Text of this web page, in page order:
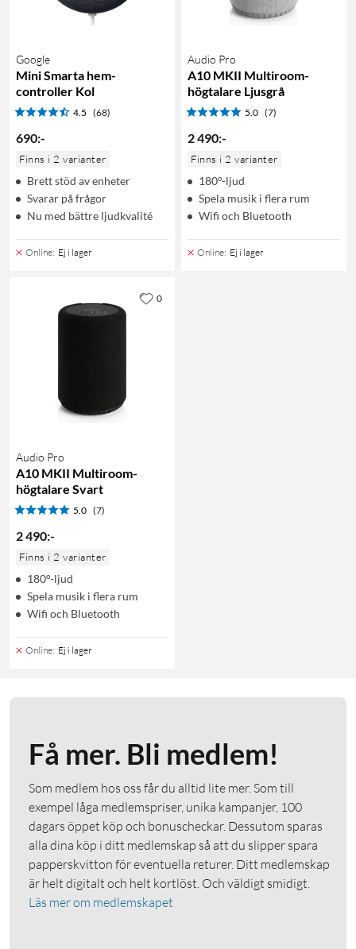
Google
Mini Smarta hem-
controller Kol
4.5 (68)
690:-
Finns i 2 varianter
Brett stöd av enheter
Svarar på frågor
Nu med bättre ljudkvalité
Online: Ej i lager
Audio Pro
A10 MKII Multiroom-
högtalare Ljusgrå
5.0 (7)
2 490:-
Finns i 2 varianter
180°-ljud
Spela musik i flera rum
Wifi och Bluetooth
Online: Ej i lager
Audio Pro
A10 MKII Multiroom-
högtalare Svart
5.0 (7)
2 490:-
Finns i 2 varianter
180°-ljud
Spela musik i flera rum
Wifi och Bluetooth
Online: Ej i lager
0
Få mer. Bli medlem!
Som medlem hos oss får du alltid lite mer. Som till
exempel låga medlemspriser, unika kampanjer, 100
dagars öppet köp och bonuscheckar. Dessutom sparas
alla dina köp i ditt medlemskap så att du slipper spara
papperskvitton för eventuella returer. Ditt medlemskap
är helt digitalt och helt kortlöst. Och väldigt smidigt.
Läs mer om medlemskapet